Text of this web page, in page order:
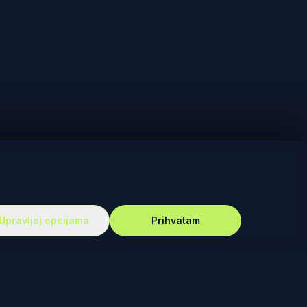
Upravljaj opcijama Prihvatam